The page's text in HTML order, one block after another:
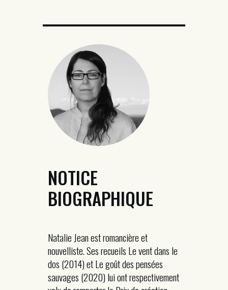
NOTICE
BIOGRAPHIQUE
Natalie Jean est romancière et
nouvelliste. Ses recueils Le vent dans le
dos (2014) et Le goût des pensées
sauvages (2020) lui ont respectivement